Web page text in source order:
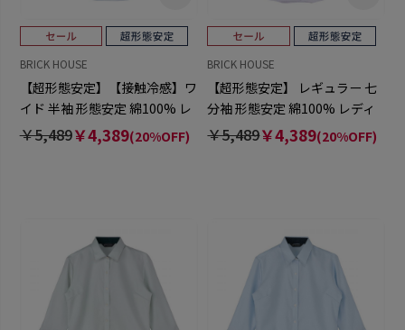
BRICK HOUSE
【超形態安定】【接触冷感】ワ
イド 半袖 形態安定 綿100% レ
ディースシャツ
￥5,489￥4,389(20%OFF)
BRICK HOUSE
【超形態安定】 レギュラー 七
分袖 形態安定 綿100% レディ
ースシャツ
￥5,489￥4,389(20%OFF)